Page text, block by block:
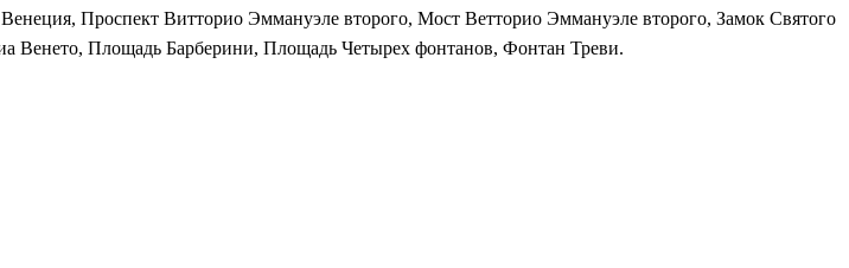
Проспект Витторио Эммануэле второго, Мост Ветторио Эммануэле второго, Замок Святого
Венето, Площадь Барберини, Площадь Четырех фонтанов, Фонтан Треви.